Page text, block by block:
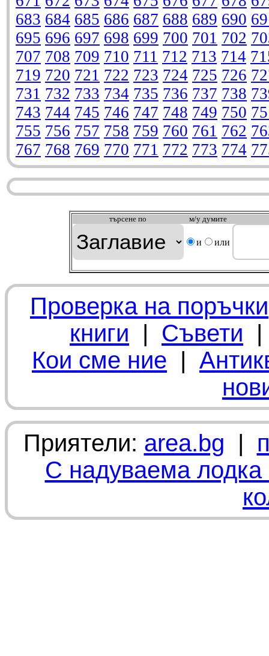
683 684 685 686 687 688 689 690
695 696 697 698 699 700 701 702
707 708 709 710 711 712 713 714
719 720 721 722 723 724 725 726
731 732 733 734 735 736 737 738
743 744 745 746 747 748 749 750
755 756 757 758 759 760 761 762
767 768 769 770 771 772 773 774
търсeне по м/у думите
и или
Проверка на поръчки
книги | Съвети
Кои сме ние |
Приятели: area.bg |
С надуваема лодка